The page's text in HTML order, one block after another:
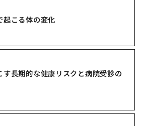
起こる体の変化
す長期的な健康リスクと病院受診の